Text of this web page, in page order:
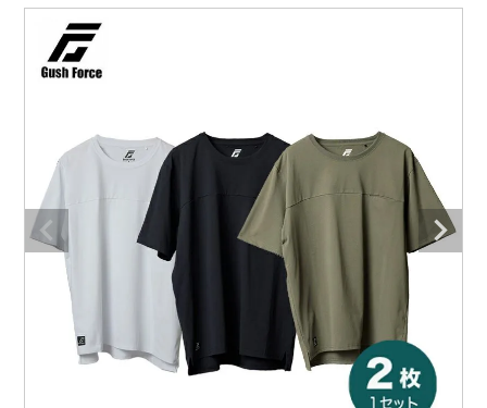
事務服・オフィスウェア
作業用手袋
アウトドア・スポーツ
ワークスーツ
コンプレッションウェア
アシックス安全靴ランキング
作業着ランキング
アウトドアウェアランキング
つなぎランキング
空調服ランキング
アイズフロンティア
コーコス ジーベック
クロダルマ 桑和
山田辰 クレヒフク
おたふく手袋 マック
大工・鳶作業服
電気・設備作業服
配達・営業作業服
自動車整備士作業服
DIY・日曜大工作業服